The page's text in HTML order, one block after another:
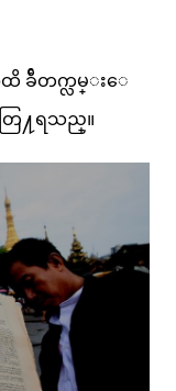
ထိ ခ်ီတက္လမ္းေ
ြ႔ရသည္။